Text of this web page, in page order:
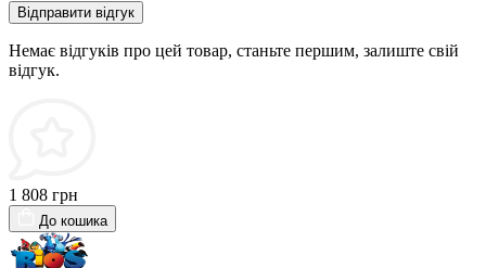
Відправити відгук
Немає відгуків про цей товар, станьте першим, залиште свій
відгук.
1 808 грн
До кошика